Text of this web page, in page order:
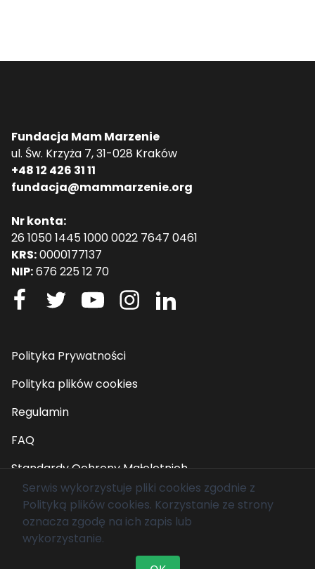
Fundacja Mam Marzenie
ul. Św. Krzyża 7, 31-028 Kraków
+48 12 426 31 11
fundacja@mammarzenie.org
Nr konta:
26 1050 1445 1000 0022 7647 0461
KRS:0000177137
NIP:676 225 12 70
Polityka Prywatności
Polityka plików cookies
Regulamin
FAQ
Standardy Ochrony Małoletnich
© 2026 Fundacja Mam Marzenie. Wszelkie prawa
zastrzeżone.
Serwis wykorzystuje pliki cookies zgodnie z
Polityką plików cookies. Korzystanie ze strony
oznacza zgodę na ich zapis lub
wykorzystanie.